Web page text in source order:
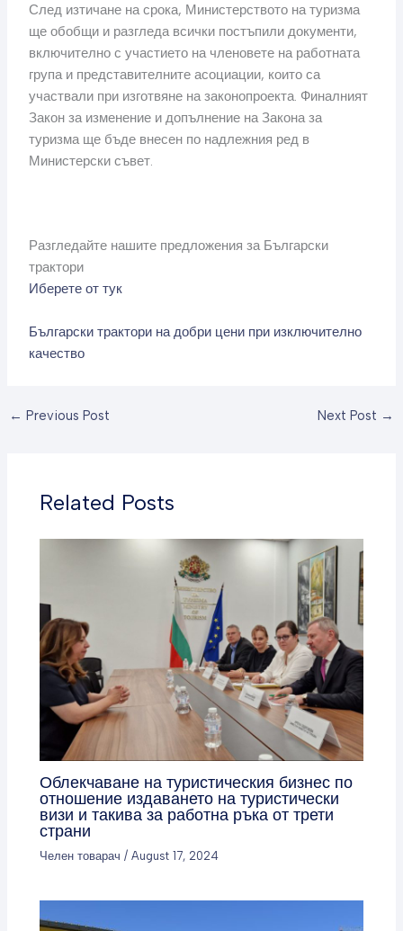
След изтичане на срока, Министерството на туризма
ще обобщи и разгледа всички постъпили документи,
включително с участието на членовете на работната
група и представителните асоциации, които са
участвали при изготвяне на законопроекта. Финалният
Закон за изменение и допълнение на Закона за
туризма ще бъде внесен по надлежния ред в
Министерски съвет.
Разгледайте нашите предложения за Български
трактори
Иберете от тук
Български трактори на добри цени при изключително
качество
← Previous Post Next Post →
Related Posts
Облекчаване на туристическия бизнес по
отношение издаването на туристически
визи и такива за работна ръка от трети
страни
Челен товарач /August 17, 2024